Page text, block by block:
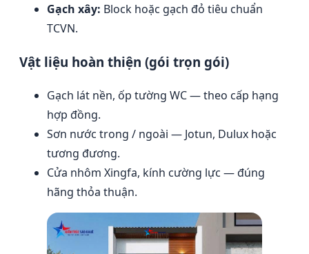
Gạch xây: Block hoặc gạch đỏ tiêu chuẩn
TCVN.
Vật liệu hoàn thiện (gói trọn gói)
Gạch lát nền, ốp tường WC — theo cấp hạng
hợp đồng.
Sơn nước trong / ngoài — Jotun, Dulux hoặc
tương đương.
Cửa nhôm Xingfa, kính cường lực — đúng
hãng thỏa thuận.